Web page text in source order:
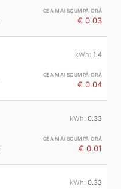
€ 0.03
1.4
€ 0.04
0.33
€ 0.01
0.33